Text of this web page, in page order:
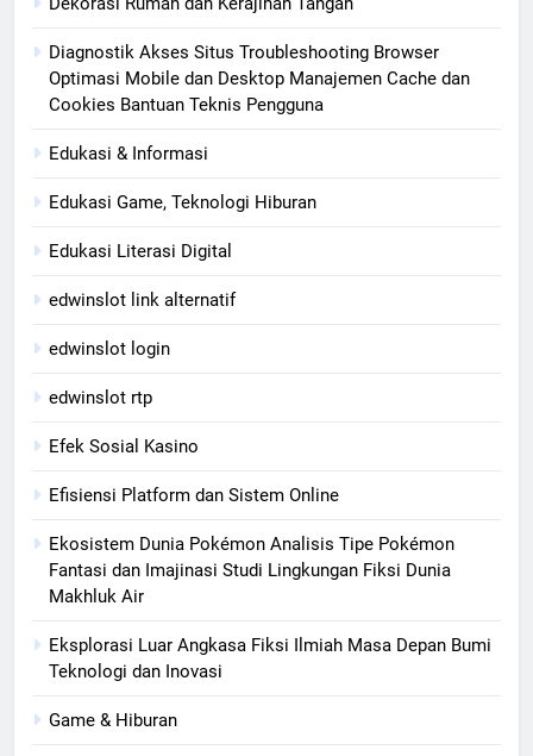
Diagnostik Akses Situs Troubleshooting Browser
Optimasi Mobile dan Desktop Manajemen Cache dan
Cookies Bantuan Teknis Pengguna
Edukasi & Informasi
Edukasi Game, Teknologi Hiburan
Edukasi Literasi Digital
edwinslot link alternatif
edwinslot login
edwinslot rtp
Efek Sosial Kasino
Efisiensi Platform dan Sistem Online
Ekosistem Dunia Pokémon Analisis Tipe Pokémon
Fantasi dan Imajinasi Studi Lingkungan Fiksi Dunia
Makhluk Air
Eksplorasi Luar Angkasa Fiksi Ilmiah Masa Depan Bumi
Teknologi dan Inovasi
Game & Hiburan